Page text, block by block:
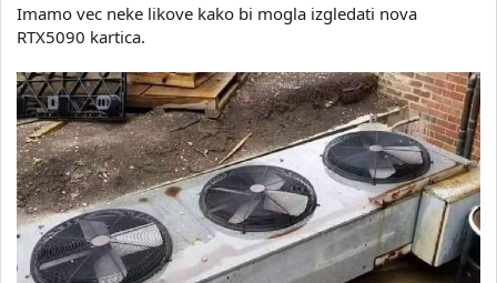
Imamo vec neke likove kako bi mogla izgledati nova
RTX5090 kartica.